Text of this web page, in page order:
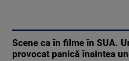
Scene ca în filme în SUA.
provocat panică înaintea